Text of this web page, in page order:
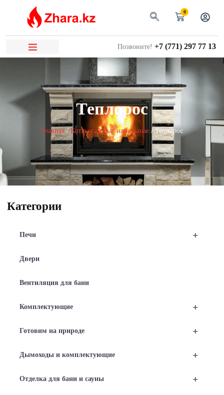
0
Позвоните! +7 (771) 297 77 13
Теплорос
Главная/Котлы газовые напольные / Теплорос
Категории
+
Печи
Двери
Вентиляция для бани
+
Комплектующие
+
Готовим на природе
+
Дымоходы и комплектующие
+
Отделка для бани и сауны